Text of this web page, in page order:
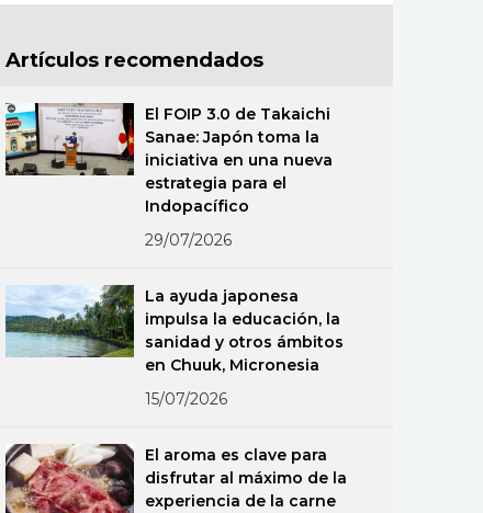
Avisos
Artículos recomendados
El FOIP 3.0 de Takaichi
Sanae: Japón toma la
iniciativa en una nueva
estrategia para el
Indopacífico
29/07/2026
La ayuda japonesa
impulsa la educación, la
sanidad y otros ámbitos
en Chuuk, Micronesia
15/07/2026
El aroma es clave para
disfrutar al máximo de la
experiencia de la carne